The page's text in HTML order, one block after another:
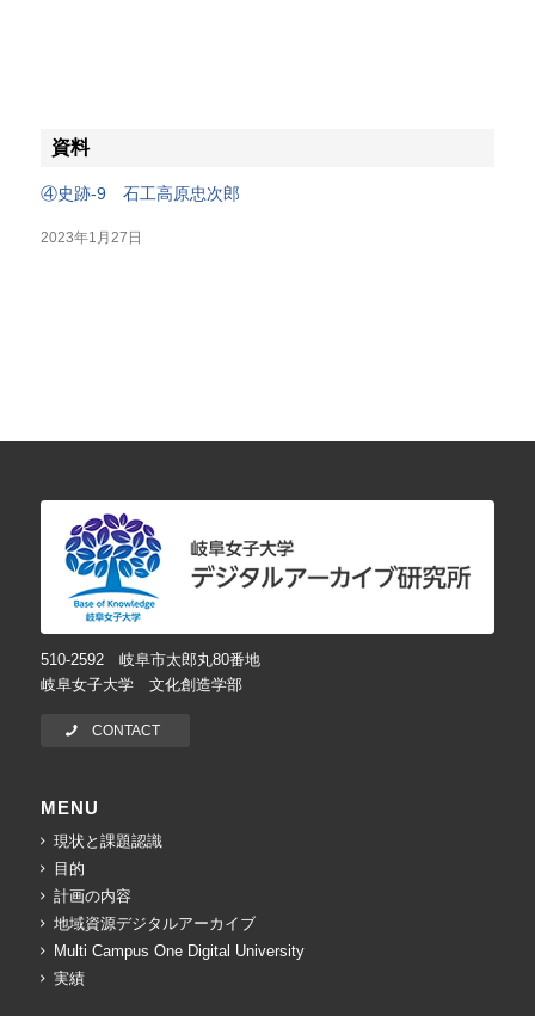
資料
④史跡-9 石工高原忠次郎
2023年1月27日
510-2592 岐阜市太郎丸80番地
岐阜女子大学 文化創造学部
CONTACT
MENU
現状と課題認識
目的
計画の内容
地域資源デジタルアーカイブ
Multi Campus One Digital University
実績